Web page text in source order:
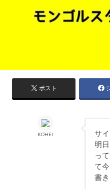
ポスト
KOHEI
サ
明
っ
て
書